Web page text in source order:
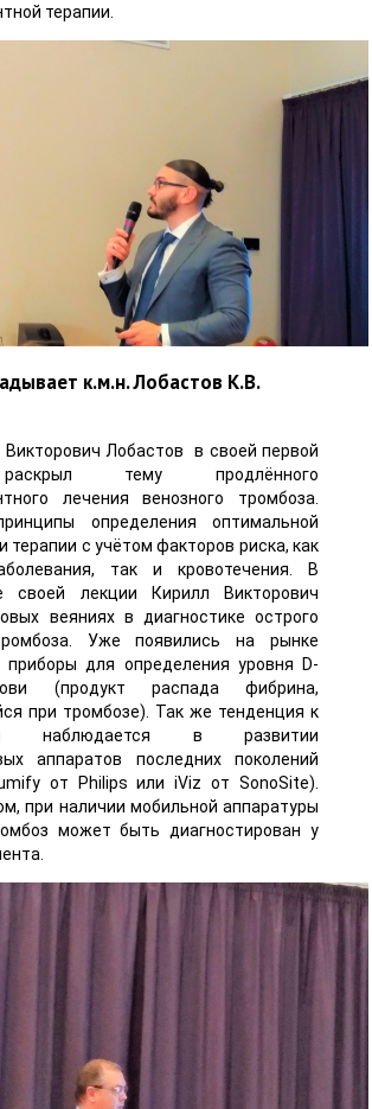
терапии.
к.м.н. Лобастов К.В.
Викторович Лобастов в своей первой
тему продлённого
лечения венозного тромбоза.
определения оптимальной
терапии с учётом факторов риска, как
так и кровотечения. В
своей лекции Кирилл Викторович
веяниях в диагностике острого
Уже появились на рынке
приборы для определения уровня D-
(продукт распада фибрина,
при тромбозе). Так же тенденция к
наблюдается в развитии
аппаратов последних поколений
от Philips или iViz от SonoSite).
при наличии мобильной аппаратуры
может быть диагностирован у